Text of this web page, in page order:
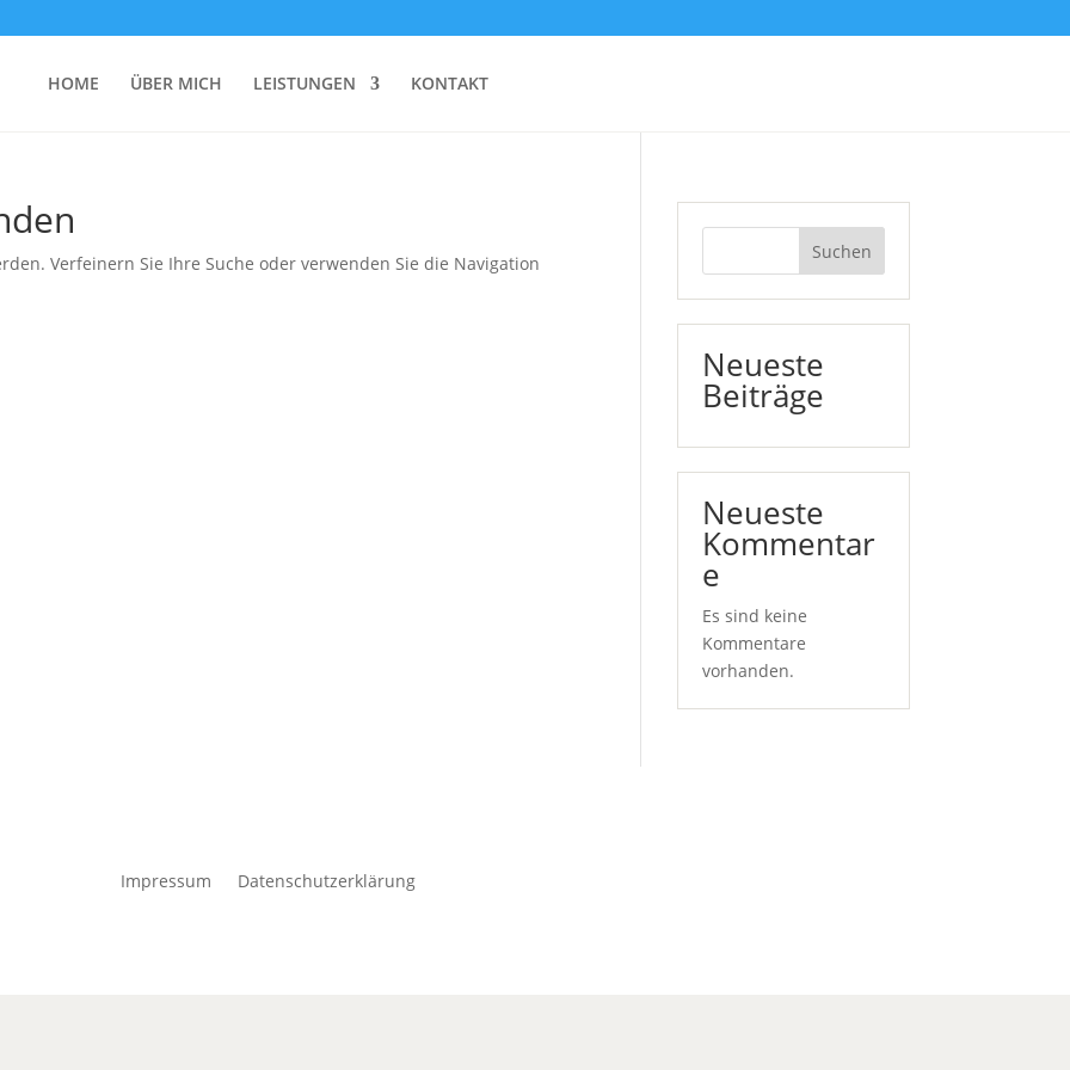
HOME ÜBER MICH LEISTUNGEN KONTAKT
Verfeinern Sie Ihre Suche oder verwenden Sie die Navigation
Suchen
Neueste
Beiträge
Neueste
Kommentar
e
Es sind keine
Kommentare
vorhanden.
Impressum Datenschutzerklärung